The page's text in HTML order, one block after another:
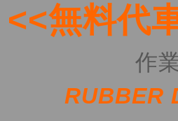
<<無料代
作業期間
RUBBER